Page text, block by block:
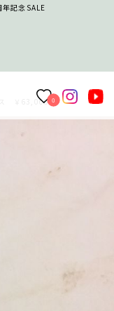
記念SALE
0
ス ￥63,000